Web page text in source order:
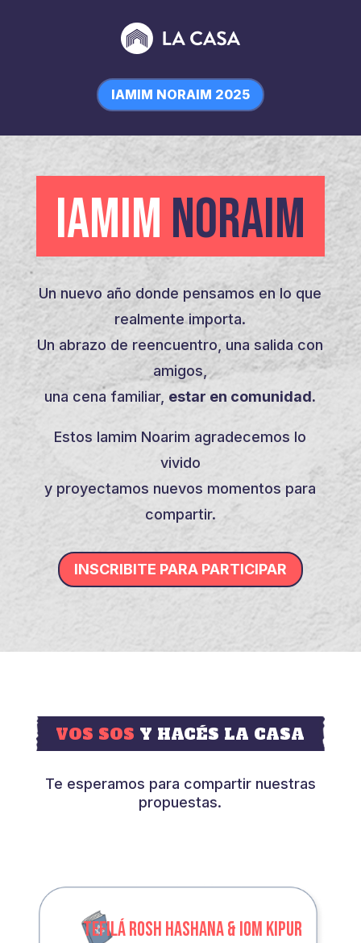
IAMIM NORAIM 2025
IAMIM NORAIM
Un nuevo año donde pensamos en lo que
realmente importa.
Un abrazo de reencuentro, una salida con
amigos,
una cena familiar, estar en comunidad.
Estos Iamim Noarim agradecemos lo
vivido
y proyectamos nuevos momentos para
compartir.
INSCRIBITE PARA PARTICIPAR
VOS SOS Y HACÉS LA CASA
Te esperamos para compartir nuestras
propuestas.
TEFILÁ ROSH HASHANA & IOM KIPUR